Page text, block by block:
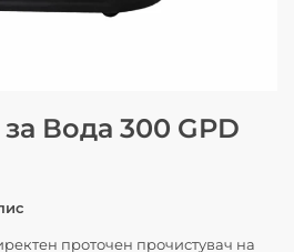
Вода 300 GPD
проточен прочистувач на